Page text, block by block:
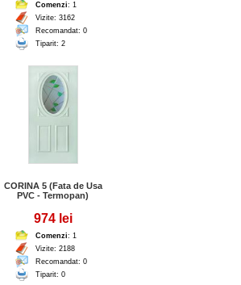
Comenzi: 1
Vizite: 3162
Recomandat: 0
Tiparit: 2
CORINA 5 (Fata de Usa
PVC - Termopan)
974 lei
Comenzi: 1
Vizite: 2188
Recomandat: 0
Tiparit: 0